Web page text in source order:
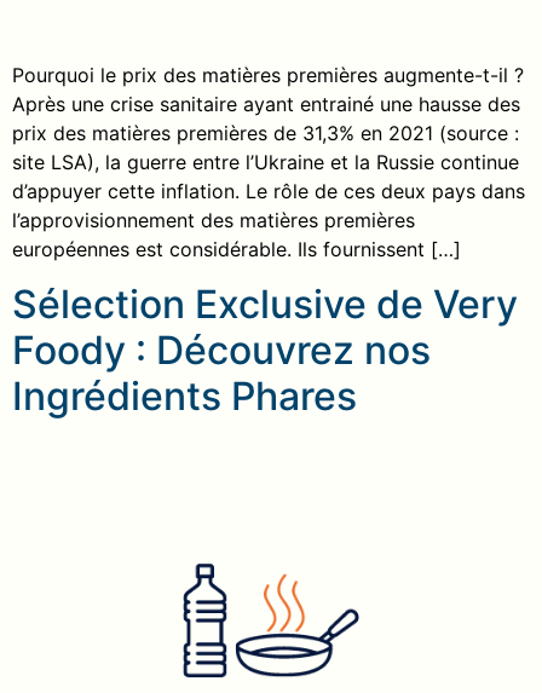
Pourquoi le prix des matières premières augmente-t-il ?
Après une crise sanitaire ayant entrainé une hausse des
prix des matières premières de 31,3% en 2021 (source :
site LSA), la guerre entre l’Ukraine et la Russie continue
d’appuyer cette inflation. Le rôle de ces deux pays dans
l’approvisionnement des matières premières
européennes est considérable. Ils fournissent […]
Sélection Exclusive de Very
Foody : Découvrez nos
Ingrédients Phares